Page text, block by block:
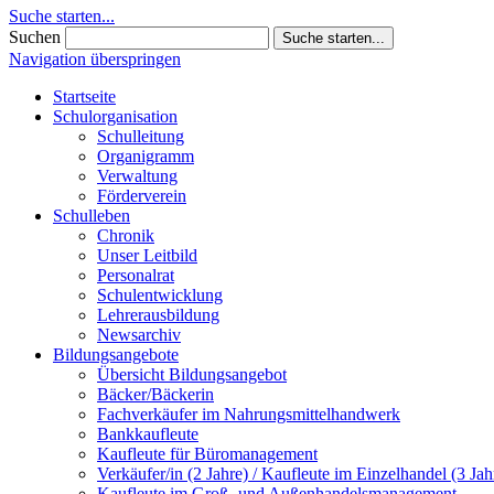
Suche starten...
Suchen
Suche starten...
Navigation überspringen
Startseite
Schulorganisation
Schulleitung
Organigramm
Verwaltung
Förderverein
Schulleben
Chronik
Unser Leitbild
Personalrat
Schulentwicklung
Lehrerausbildung
Newsarchiv
Bildungsangebote
Übersicht Bildungsangebot
Bäcker/Bäckerin
Fachverkäufer im Nahrungsmittelhandwerk
Bankkaufleute
Kaufleute für Büromanagement
Verkäufer/in (2 Jahre) / Kaufleute im Einzelhandel (3